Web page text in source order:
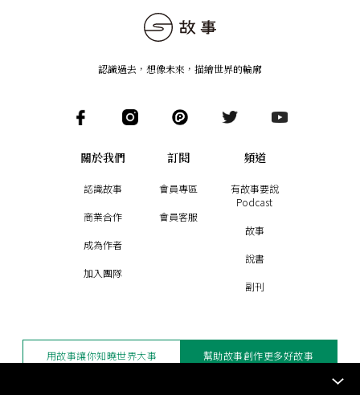
認識過去，想像未來 ， 描繪世界的輪廓
關於我們
認識故事
商業合作
成為作者
加入團隊
訂閱
會員專區
會員客服
頻道
有故事要說
Podcast
故事
說書
副刊
用故事讓你知曉世界大事 幫助故事創作更多好故事